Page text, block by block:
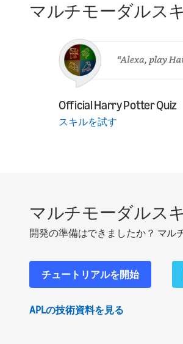
マルチモーダルス
Official Harry Potter Quiz
スキルを試す
マルチモーダルス
開発の準備はできましたか？ マル
チュートリアルを開始
APLの技術資料を見る